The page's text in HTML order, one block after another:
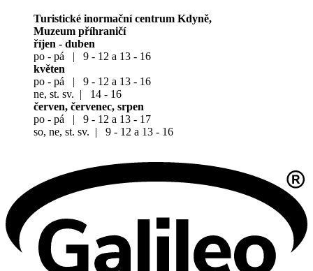
Turistické inormační centrum Kdyně,
Muzeum příhraničí
říjen - duben
po - pá | 9 - 12 a 13 - 16
květen
po - pá | 9 - 12 a 13 - 16
ne, st. sv. | 14 - 16
červen, červenec, srpen
po - pá | 9 - 12 a 13 - 17
so, ne, st. sv. | 9 - 12 a 13 - 16